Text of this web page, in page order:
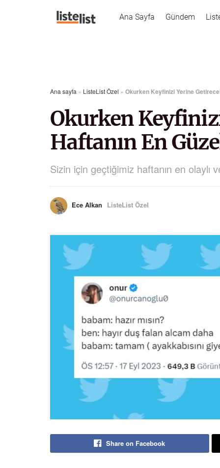
Ana Sayfa Gündem
Ana sayfa » ListeList Özel » Okurken Keyfinizi Yerine
Okurken
Haftanın En
Sizin için geçtiğimiz haftanın en
Ece Alkan ListeList Özel
Share on Facebook